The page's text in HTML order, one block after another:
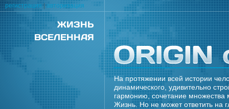
ЖИЗНЬ
ВСЕЛЕННАЯ
На протяжении всей истории
динамического, удивительно
гармонию, сочетание множества
Жизнь. Но не может ответить на
регистрация|авторизация